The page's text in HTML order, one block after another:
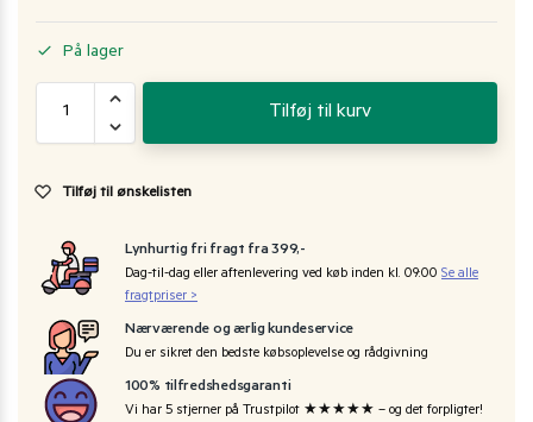
På lager
Tilføj til kurv
Tilføj til ønskelisten
Lynhurtig fri fragt fra 399,-
Dag-til-dag eller aftenlevering ved køb inden kl. 09:00 Se alle
fragtpriser >
Nærværende og ærlig kundeservice
Du er sikret den bedste købsoplevelse og rådgivning
100% tilfredshedsgaranti
Vi har 5 stjerner på Trustpilot ★★★★★ – og det forpligter!